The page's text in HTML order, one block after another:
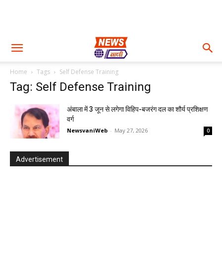
Home Tags Self Defense Training
Tag: Self Defense Training
अंबाला में 3 जून से लगेगा विहिप-बजरंग दल का शौर्य प्रशिक्षण
वर्ग
NewsvaniWeb - May 27, 2026 0
Advertisement